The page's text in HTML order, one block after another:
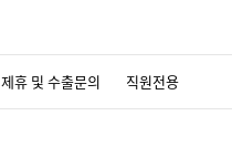
제휴 및 수출문의 직원전용